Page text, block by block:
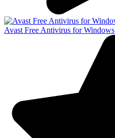
Avast Free Antivirus for Windows